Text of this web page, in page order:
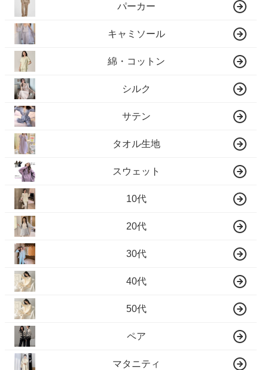
パーカー
キャミソール
綿・コットン
シルク
サテン
タオル生地
スウェット
10代
20代
30代
40代
50代
ペア
マタニティ